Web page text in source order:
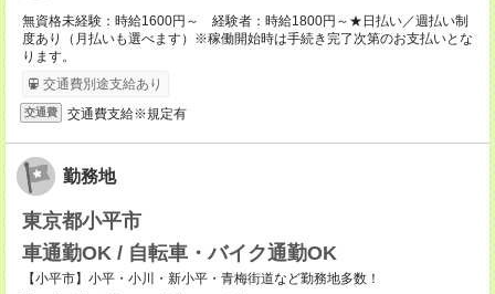
無資格未経験：時給1600円～ 経験者：時給1800円～★日払い／週払い制
度あり（月払いも選べます）※稼働開始時は手続き完了次第のお支払いとな
ります。
交通費別途支給あり
交通費 交通費支給※規定有
勤務地
東京都小平市
車通勤OK / 自転車・バイク通勤OK
【小平市】小平・小川・新小平・青梅街道など勤務地多数！